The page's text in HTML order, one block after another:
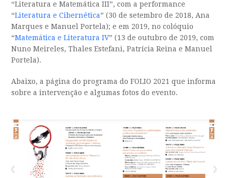
“Literatura e Matemática III”, com a performance
“Literatura e Cibernética” (30 de setembro de 2018, Ana
Marques e Manuel Portela); e em 2019, no colóquio
“Matemática e Literatura IV” (13 de outubro de 2019, com
Nuno Meireles, Thales Estefani, Patrícia Reina e Manuel
Portela).
Abaixo, a página do programa do FOLIO 2021 que informa
sobre a intervenção e algumas fotos do evento.